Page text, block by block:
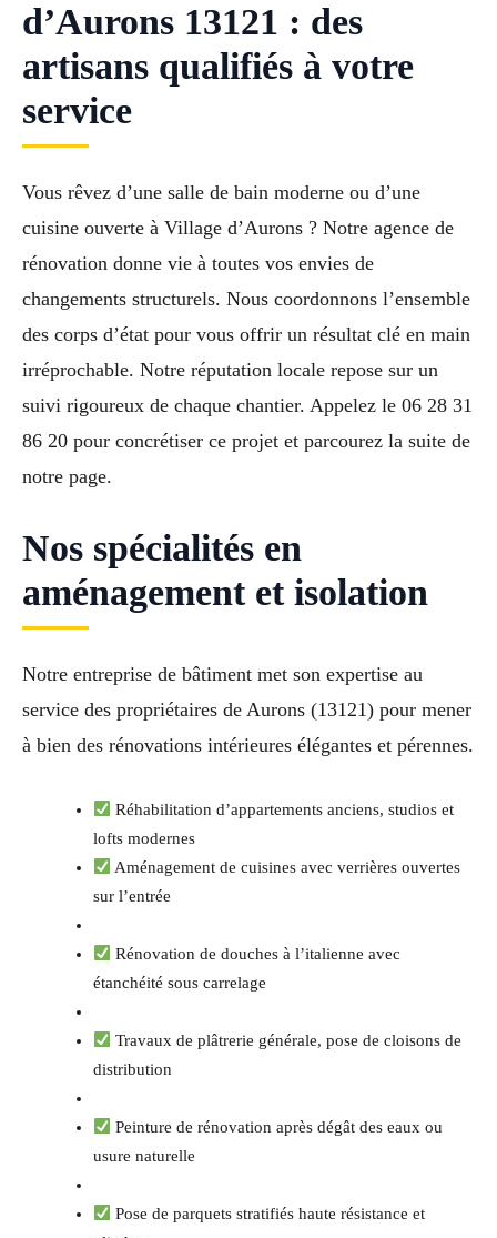
d’Aurons 13121 : des
artisans qualifiés à votre
service
Vous rêvez d’une salle de bain moderne ou d’une
cuisine ouverte à Village d’Aurons ? Notre agence de
rénovation donne vie à toutes vos envies de
changements structurels. Nous coordonnons l’ensemble
des corps d’état pour vous offrir un résultat clé en main
irréprochable. Notre réputation locale repose sur un
suivi rigoureux de chaque chantier. Appelez le 06 28 31
86 20 pour concrétiser ce projet et parcourez la suite de
notre page.
Nos spécialités en
aménagement et isolation
Notre entreprise de bâtiment met son expertise au
service des propriétaires de Aurons (13121) pour mener
à bien des rénovations intérieures élégantes et pérennes.
Réhabilitation d’appartements anciens, studios et
lofts modernes
Aménagement de cuisines avec verrières ouvertes
sur l’entrée
Rénovation de douches à l’italienne avec
étanchéité sous carrelage
Travaux de plâtrerie générale, pose de cloisons de
distribution
Peinture de rénovation après dégât des eaux ou
usure naturelle
Pose de parquets stratifiés haute résistance et